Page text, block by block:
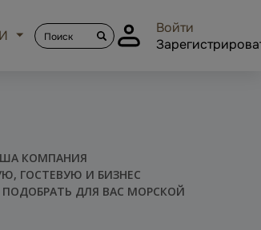
Войти
КОМПАНИЯ
ГОСТЕВУЮ И БИЗНЕС
ДЛЯ ВАС МОРСКОЙ